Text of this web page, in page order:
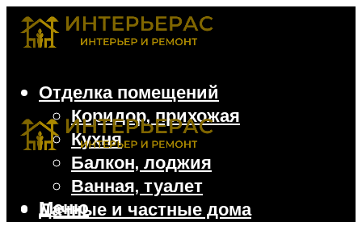
Отделка помещений
Коридор, прихожая
Кухня
Балкон, лоджия
Ванная, туалет
Дачные и частные дома
Меню